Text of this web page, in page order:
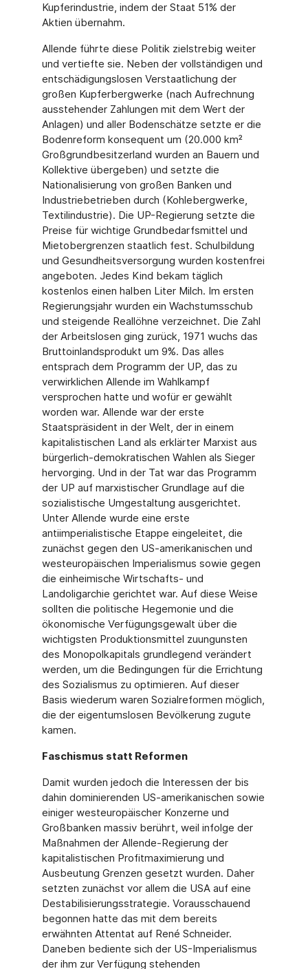
Kupferindustrie, indem der Staat 51% der
Aktien übernahm.
Allende führte diese Politik zielstrebig weiter
und vertiefte sie. Neben der vollständigen und
entschädigungslosen Verstaatlichung der
großen Kupferbergwerke (nach Aufrechnung
ausstehender Zahlungen mit dem Wert der
Anlagen) und aller Bodenschätze setzte er die
Bodenreform konsequent um (20.000 km²
Großgrundbesitzerland wurden an Bauern und
Kollektive übergeben) und setzte die
Nationalisierung von großen Banken und
Industriebetrieben durch (Kohlebergwerke,
Textilindustrie). Die UP-Regierung setzte die
Preise für wichtige Grundbedarfsmittel und
Mietobergrenzen staatlich fest. Schulbildung
und Gesundheitsversorgung wurden kostenfrei
angeboten. Jedes Kind bekam täglich
kostenlos einen halben Liter Milch. Im ersten
Regierungsjahr wurden ein Wachstumsschub
und steigende Reallöhne verzeichnet. Die Zahl
der Arbeitslosen ging zurück, 1971 wuchs das
Bruttoinlandsprodukt um 9%. Das alles
entsprach dem Programm der UP, das zu
verwirklichen Allende im Wahlkampf
versprochen hatte und wofür er gewählt
worden war. Allende war der erste
Staatspräsident in der Welt, der in einem
kapitalistischen Land als erklärter Marxist aus
bürgerlich-demokratischen Wahlen als Sieger
hervorging. Und in der Tat war das Programm
der UP auf marxistischer Grundlage auf die
sozialistische Umgestaltung ausgerichtet.
Unter Allende wurde eine erste
antiimperialistische Etappe eingeleitet, die
zunächst gegen den US-amerikanischen und
westeuropäischen Imperialismus sowie gegen
die einheimische Wirtschafts- und
Landoligarchie gerichtet war. Auf diese Weise
sollten die politische Hegemonie und die
ökonomische Verfügungsgewalt über die
wichtigsten Produktionsmittel zuungunsten
des Monopolkapitals grundlegend verändert
werden, um die Bedingungen für die Errichtung
des Sozialismus zu optimieren. Auf dieser
Basis wiederum waren Sozialreformen möglich,
die der eigentumslosen Bevölkerung zugute
kamen.
Faschismus statt Reformen
Damit wurden jedoch die Interessen der bis
dahin dominierenden US-amerikanischen sowie
einiger westeuropäischer Konzerne und
Großbanken massiv berührt, weil infolge der
Maßnahmen der Allende-Regierung der
kapitalistischen Profitmaximierung und
Ausbeutung Grenzen gesetzt wurden. Daher
setzten zunächst vor allem die USA auf eine
Destabilisierungsstrategie. Vorausschauend
begonnen hatte das mit dem bereits
erwähnten Attentat auf René Schneider.
Daneben bediente sich der US-Imperialismus
der ihm zur Verfügung stehenden